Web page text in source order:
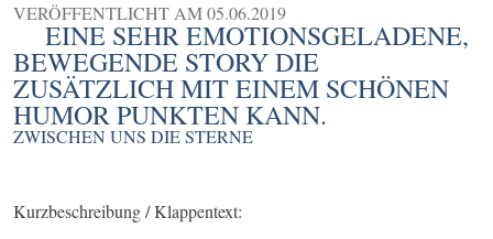
VERÖFFENTLICHT AM05.06.2019
EINE SEHR EMOTIONSGELADENE,
BEWEGENDE STORY DIE
ZUSÄTZLICH MIT EINEM SCHÖNEN
HUMOR PUNKTEN KANN.
ZWISCHEN UNS DIE STERNE
Kurzbeschreibung / Klappentext: